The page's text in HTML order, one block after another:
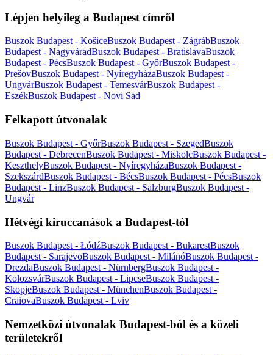
Lépjen helyileg a Budapest címről
Buszok Budapest - KošiceBuszok Budapest - ZágrábBuszok
Budapest - NagyváradBuszok Budapest - BratislavaBuszok
Budapest - PécsBuszok Budapest - GyőrBuszok Budapest -
PrešovBuszok Budapest - NyíregyházaBuszok Budapest -
UngvárBuszok Budapest - TemesvárBuszok Budapest -
EszékBuszok Budapest - Novi Sad
Felkapott útvonalak
Buszok Budapest - GyőrBuszok Budapest - SzegedBuszok
Budapest - DebrecenBuszok Budapest - MiskolcBuszok Budapest -
KeszthelyBuszok Budapest - NyíregyházaBuszok Budapest -
SzekszárdBuszok Budapest - BécsBuszok Budapest - PécsBuszok
Budapest - LinzBuszok Budapest - SalzburgBuszok Budapest -
Ungvár
Hétvégi kiruccanások a Budapest-tól
Buszok Budapest - ŁódźBuszok Budapest - BukarestBuszok
Budapest - SarajevoBuszok Budapest - MilánóBuszok Budapest -
DrezdaBuszok Budapest - NürnbergBuszok Budapest -
KolozsvárBuszok Budapest - LipcseBuszok Budapest -
SkopjeBuszok Budapest - MünchenBuszok Budapest -
CraiovaBuszok Budapest - Lviv
Nemzetközi útvonalak Budapest-ból és a közeli
területekről